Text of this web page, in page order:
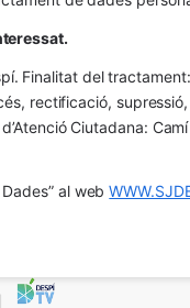
Finalitat del
rectificació,
Ciutadana:
al web